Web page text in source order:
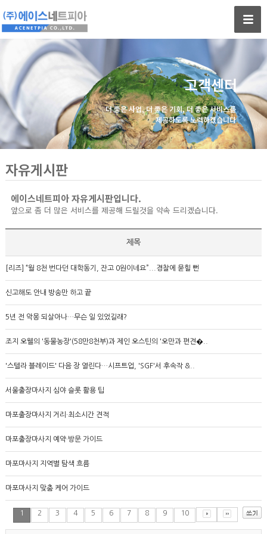
고객센터
더 좋은 사업, 더 좋은 기회, 더 좋은 서비스를
제공하도록 노력하겠습니다
자유게시판
에이스네트피아 자유게시판입니다.
앞으로 좀 더 많은 서비스를 제공해 드릴것을 약속 드리겠습니다.
제목
[리즈] “월 8천 번다던 대학동기, 잔고 0원이네요”...경찰에 묻힐 뻔
신고해도 안내 방송만 하고 끝
5년 전 악몽 되살아나…무슨 일 있었길래?
조지 오웰의 '동물농장'(58만8천부)과 제인 오스틴의 '오만과 편견�..
'스텔라 블레이드' 다음 장 열린다…시프트업, 'SGF'서 후속작 &..
서울출장마사지 심야 슬롯 활용 팁
마포출장마사지 거리·최소시간 견적
마포출장마사지 예약·방문 가이드
마포마사지 지역별 탐색 흐름
마포마사지 맞춤 케어 가이드
1 2 3 4 5 6 7 8 9 10